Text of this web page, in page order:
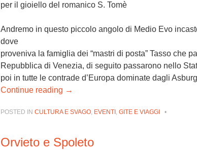
per il gioiello del romanico S. Tomè
Andremo in questo piccolo angolo di Medio Evo
dove
proveniva la famiglia dei “mastri di posta” Tasso che
Repubblica di Venezia, di seguito passarono nello
poi in tutte le contrade d’Europa dominate dagli
Continue reading →
POSTED IN CULTURA E SVAGO, EVENTI , GITE E VIAGGI •
Orvieto e Spoleto